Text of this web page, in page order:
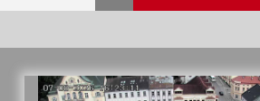
Veselí muzikanti